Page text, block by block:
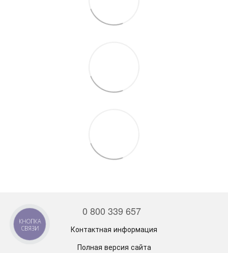
0 800 339 657
Контактная информация
Полная версия сайта